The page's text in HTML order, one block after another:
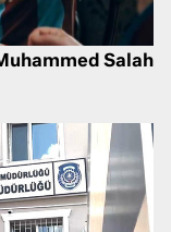
Salah